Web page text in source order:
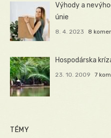
Výhody a
únie
8. 4. 2023 8
Hospodárska
23. 10. 2009 7
TÉMY